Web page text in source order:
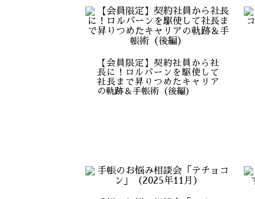
【会員限定】契約社員から社
長に！ロルバーンを駆使して
社長まで昇りつめたキャリア
の軌跡＆手帳術（後編）